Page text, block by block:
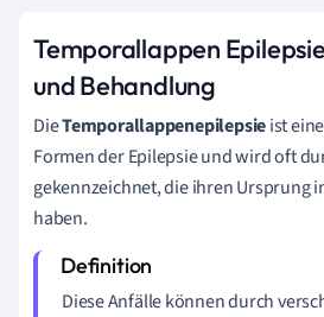
Temporallappen
und Behandlung
DieTemporallappenepilepsieist
Formen der Epilepsie und wird oft
gekennzeichnet, die ihren Ursprung
haben.
Diese Anfälle können durch